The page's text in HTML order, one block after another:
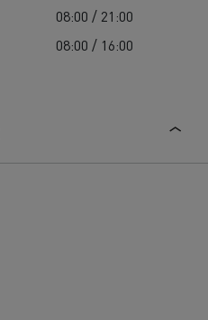
08:00 / 21:00
08:00 / 16:00